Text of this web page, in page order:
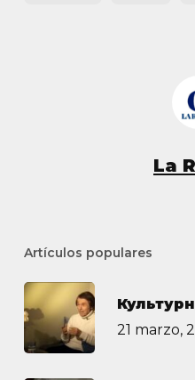
La
Artículos populares
21 marzo,